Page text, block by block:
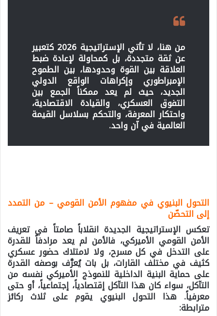
من هنا، لا تأتي الإستراتيجية 2026 كتعبير
عن ثقة متجددة، بل كمحاولة لإعادة ضبط
العلاقة بين القوة وحدودها، بين الطموح
الإمبراطوري وإكراهات الواقع الدولي
الجديد، حيث لم يعد ممكناً الجمع بين
التفوق العسكري، والقيادة الاقتصادية،
واحتكار المعرفة، والتحكم بسلاسل القيمة
العالمية في آن واحد.
التحول البنيوي في مفهوم الأمن القومي – من التمدد
إلى التحصّن
تعكس الإستراتيجية الجديدة انقلاباً صامتاً في تعريف
الأمن القومي الأميركي، فالأمن لم يعد مرادفاً للقدرة
على التدخل في كل مسرح، ولا لامتلاك حضور عسكري
كثيف في مختلف القارات، بل بات يُعرَّف بوصفه القدرة
على حماية البنية الداخلية للنموذج الأميركي نفسه من
التآكل، سواء كان هذا التآكل إقتصادياً، إجتماعياً، أو حتى
معرفياً. هذا التحول البنيوي يقوم على ثلاث ركائز
مترابطة: